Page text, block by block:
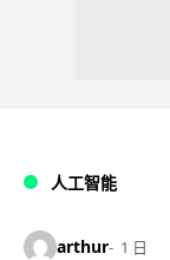
人工智能
arthur 1 日